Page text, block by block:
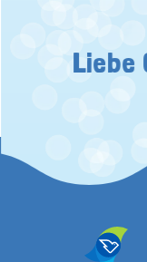
Liebe